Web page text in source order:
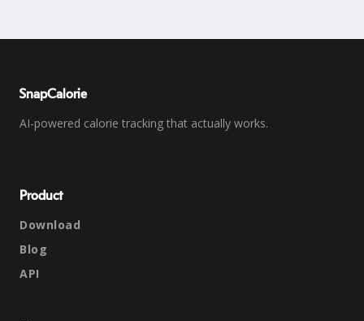
SnapCalorie
AI-powered calorie tracking that actually works.
Product
Download
Blog
API